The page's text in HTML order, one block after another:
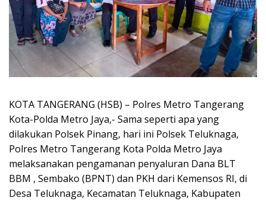
KOTA TANGERANG (HSB) – Polres Metro Tangerang
Kota-Polda Metro Jaya,- Sama seperti apa yang
dilakukan Polsek Pinang, hari ini Polsek Teluknaga,
Polres Metro Tangerang Kota Polda Metro Jaya
melaksanakan pengamanan penyaluran Dana BLT
BBM , Sembako (BPNT) dan PKH dari Kemensos RI, di
Desa Teluknaga, Kecamatan Teluknaga, Kabupaten